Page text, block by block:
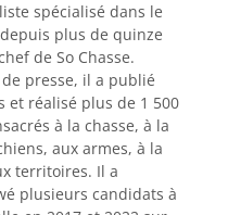
spécialisé dans le
plus de quinze
de So Chasse.
presse, il a publié
et réalisé plus de 1 500
à la chasse, à la
aux armes, à la
territoires. Il a
plusieurs candidats à